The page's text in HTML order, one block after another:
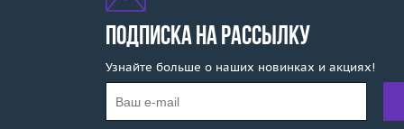
Покупка и оплатаПОДПИСКА НА РАССЫЛКУ
Узнайте больше о наших новинках и акциях!